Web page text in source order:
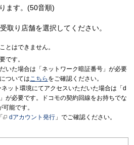
ます。(50音順)
取り店舗を選択してください。
とはできません。
です。
いた場合は「ネットワーク暗証番号」が必要
ついてはこちら をご確認ください。
ット環境にてアクセスいただいた場合は「d
が必要です。ドコモの契約回線をお持ちでな
能です。
dアカウント発行 」でご確認ください。